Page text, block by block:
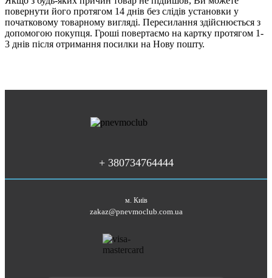
повернути його протягом 14 днів без слідів установки у
початковому товарному вигляді. Пересилання здійснюється з
допомогою покупця. Гроші повертаємо на картку протягом 1-
3 днів після отримання посилки на Нову пошту.
+ 380734764444
м. Київ
zakaz@pnevmoclub.com.ua